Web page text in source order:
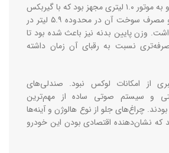
از نظر فنی، این خودرو به موتور ۱.۰ لیتری مجهز بود که با گیربکس
دنده‌ای ترکیب شده و مصرف سوخت آن در محدوده ۵.۹ لیتر در
وزن پایین بدنه نیز باعث شده بود تا
نسبت به رقبای آن زمان داشته
از امکانات لوکس نبود. صندلی‌های
و سیستم صوتی ساده از مهم‌ترین
چراغ‌های جلو از نوع هالوژن و آینه‌ها
نشان‌دهنده‌ اقتصادی ‌بودن این خودرو